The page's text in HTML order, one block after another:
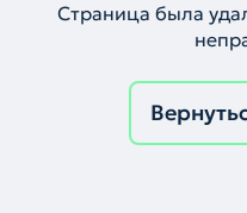
Страница была